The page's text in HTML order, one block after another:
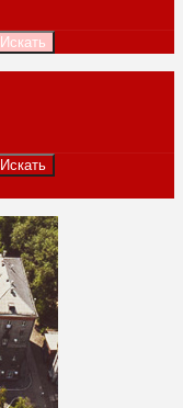
Искать
Искать